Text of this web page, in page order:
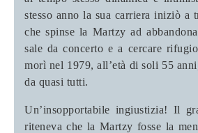
stesso anno la sua carriera iniziò a
che spinse la Martzy ad
sale da concerto e a cercare
morì nel 1979, all’età di soli 55
da quasi tutti.
Un’insopportabile ingiustizia! Il
riteneva che la Martzy fosse la